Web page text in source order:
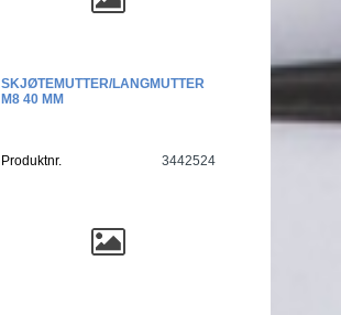
SKJØTEMUTTER/LANGMUTTER
M8 40 MM
Produktnr. 3442524